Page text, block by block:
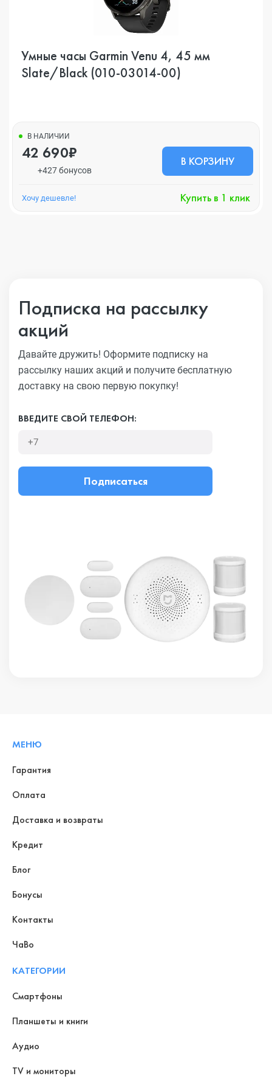
Умные часы Garmin Venu 4, 45 мм
Slate/Black (010-03014-00)
В НАЛИЧИИ
42 690₽
+427 бонусов
В КОРЗИНУ
Хочу дешевле! Купить в 1 клик
Подписка на рассылку
акций
Давайте дружить! Оформите подписку на
рассылку наших акций и получите бесплатную
доставку на свою первую покупку!
ВВЕДИТЕ СВОЙ ТЕЛЕФОН:
Подписаться
МЕНЮ
Гарантия
Оплата
Доставка и возвраты
Кредит
Блог
Бонусы
Контакты
ЧаВо
КАТЕГОРИИ
Смартфоны
Планшеты и книги
Аудио
TV и мониторы